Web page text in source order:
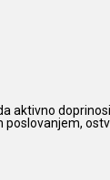
aktivno